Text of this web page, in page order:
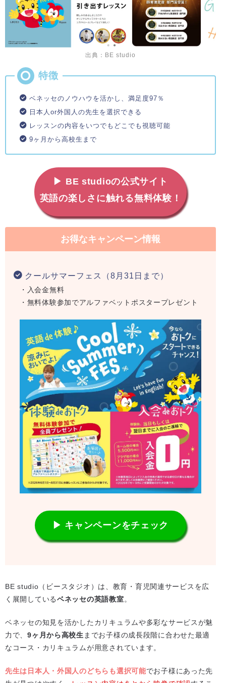
出典：BE studio
ベネッセのノウハウを活かし、満足度97％
日本人or外国人の先生を選択できる
レッスンの内容をいつでもどこでも視聴可能
9ヶ月から高校生まで
▶ BE studioの公式サイト
英語の楽しさに触れる無料体験！
お得なキャンペーン情報
クールサマーフェス（8月31日まで）
・入会金無料
・無料体験参加でアルファベットポスタープレゼント
▶ キャンペーンをチェック
BE studio（ビースタジオ）は、教育・育児関連サービスを広
く展開しているベネッセの英語教室。
ベネッセの知見を活かしたカリキュラムや多彩なサービスが魅
力で、9ヶ月から高校生 までお子様の成長段階に合わせた最適
なコース・カリキュラムが用意されています。
先生は日本人・外国人のどちらも選択可能でお子様にあった先